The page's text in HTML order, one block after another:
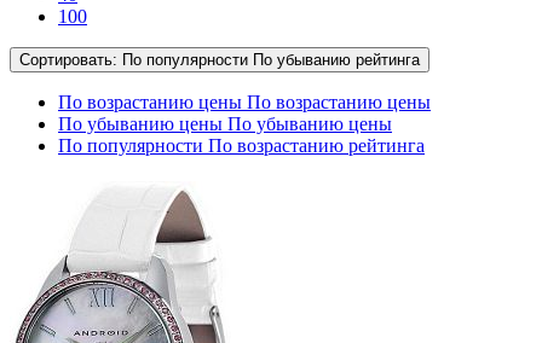
100
Сортировать: По популярности По убыванию рейтинга
По возрастанию цены По возрастанию цены
По убыванию цены По убыванию цены
По популярности По возрастанию рейтинга